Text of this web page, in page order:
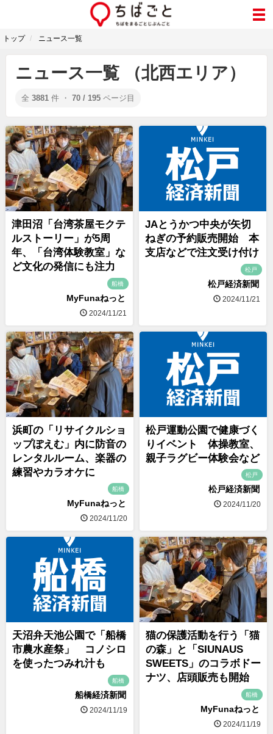
トップ ニュース一覧
ニュース一覧 （北西エリア）
全 3881 件 ・ 70 / 195 ページ目
津田沼「台湾茶屋モクテ
ルストーリー」が5周
年、「台湾体験教室」な
ど文化の発信にも注力
船橋
MyFunaねっと
2024/11/21
JAとうかつ中央が矢切
ねぎの予約販売開始 本
支店などで注文受け付け
松戸
松戸経済新聞
2024/11/21
浜町の「リサイクルショ
ップぽえむ」内に防音の
レンタルルーム、楽器の
練習やカラオケに
船橋
MyFunaねっと
2024/11/20
松戸運動公園で健康づく
りイベント 体操教室、
親子ラグビー体験会など
松戸
松戸経済新聞
2024/11/20
天沼弁天池公園で「船橋
市農水産祭」 コノシロ
を使ったつみれ汁も
船橋
船橋経済新聞
2024/11/19
猫の保護活動を行う「猫
の森」と「SIUNAUS
SWEETS」のコラボドー
ナツ、店頭販売も開始
船橋
MyFunaねっと
2024/11/19